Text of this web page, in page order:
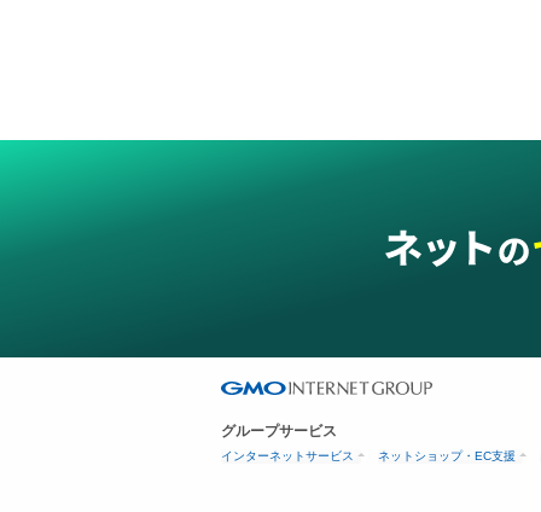
グループサービス
インターネットサービス ネットショップ・EC支援